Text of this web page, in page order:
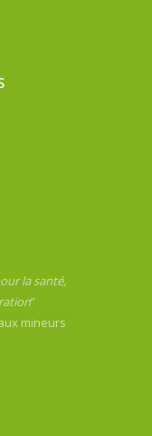
la santé,
”
mineurs